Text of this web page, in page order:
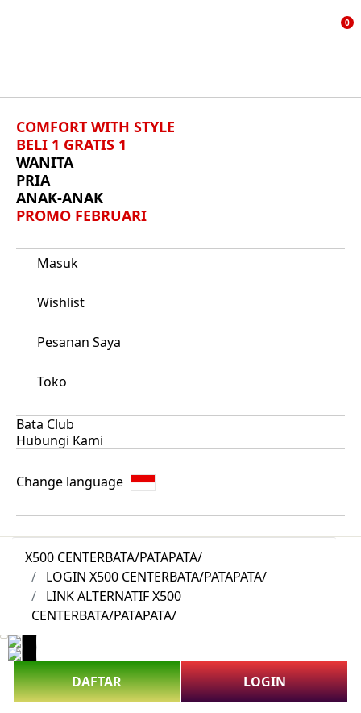
0
COMFORT WITH STYLE
BELI 1 GRATIS 1
WANITA
PRIA
ANAK-ANAK
PROMO FEBRUARI
Masuk
Wishlist
Pesanan Saya
Toko
Bata Club
Hubungi Kami
Change language
X500 CENTERBATA/PATAPATA/
LOGIN X500 CENTERBATA/PATAPATA/
LINK ALTERNATIF X500
CENTERBATA/PATAPATA/
DAFTAR LOGIN
KE